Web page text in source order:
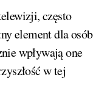
często
element dla osób
wpływają one
w tej